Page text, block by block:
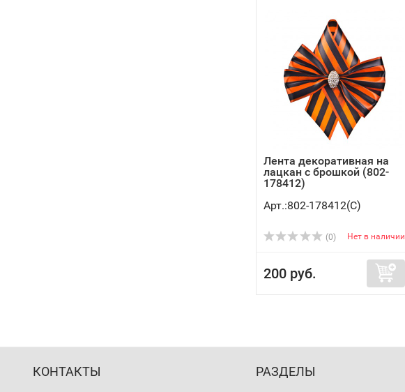
Лента декоративная на
лацкан c брошкой (802-
178412)
Арт.:802-178412(C)
(0) Нет в наличии
200 руб.
КОНТАКТЫ РАЗДЕЛЫ